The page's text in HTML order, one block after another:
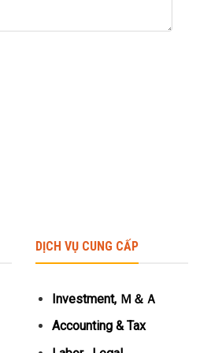
DỊCH VỤ CUNG CẤP
Investment, Ｍ＆Ａ
Accounting & Tax